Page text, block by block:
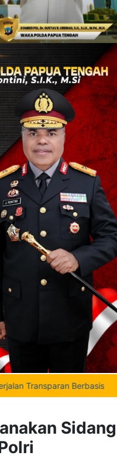
Berbasis Fakta dan Bukti
Sidang